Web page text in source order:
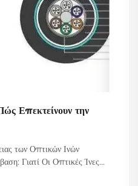
Επεκτείνουν την
των Οπτικών Ινών
Γιατί Οι Οπτικές Ίνες